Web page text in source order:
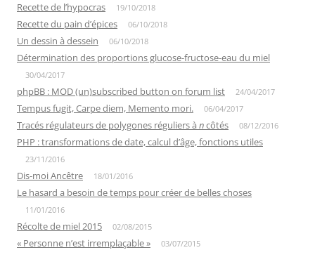
Recette de l’hypocras 19/10/2018
Recette du pain d’épices 06/10/2018
Un dessin à dessein 06/10/2018
Détermination des proportions glucose-fructose-eau du miel
30/04/2017
phpBB : MOD (un)subscribed button on forum list 24/04/2017
Tempus fugit, Carpe diem, Memento mori. 06/04/2017
Tracés régulateurs de polygones réguliers à ncôtés 08/12/2016
PHP : transformations de date, calcul d’âge, fonctions utiles
23/11/2016
Dis-moi Ancêtre 18/01/2016
Le hasard a besoin de temps pour créer de belles choses
11/01/2016
Récolte de miel 2015 02/08/2015
« Personne n’est irremplaçable » 03/07/2015